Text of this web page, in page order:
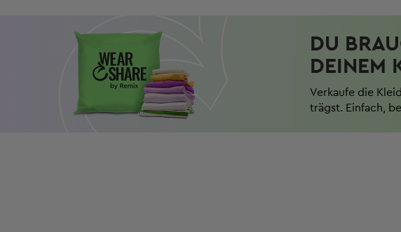
DU
DEINEM
Verkaufe die
trägst. Einfach,